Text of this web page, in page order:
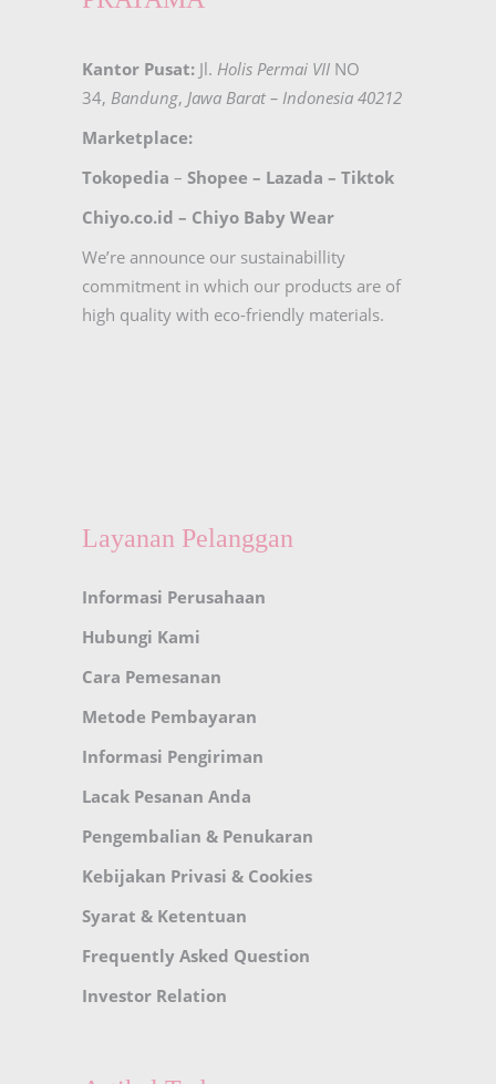
Kantor Pusat: Jl. Holis Permai VII NO
34, Bandung, Jawa Barat – Indonesia 40212
Marketplace:
Tokopedia – Shopee – Lazada – Tiktok
Chiyo.co.id – Chiyo Baby Wear
We’re announce our sustainabillity
commitment in which our products are of
high quality with eco-friendly materials.
Layanan Pelanggan
Informasi Perusahaan
Hubungi Kami
Cara Pemesanan
Metode Pembayaran
Informasi Pengiriman
Lacak Pesanan Anda
Pengembalian & Penukaran
Kebijakan Privasi & Cookies
Syarat & Ketentuan
Frequently Asked Question
Investor Relation